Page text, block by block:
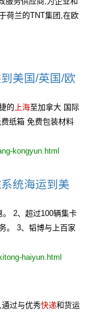
荷兰的TNT集团,在欧
美国/英国/欧
的 上海至加拿大 国际
纸箱 免费包装材料
kongyun.html
统海运到美
2、超过100辆集卡
。 3、韬博与上百家
haiyun.html
过与优秀快递和货运